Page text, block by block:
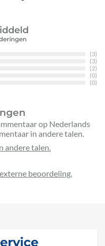
(3)
(3)
(2)
(0)
(0)
op Nederlands
in andere talen.
beoordeling.